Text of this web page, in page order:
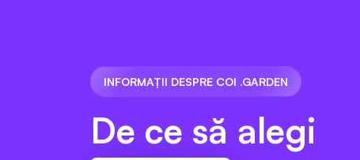
INFORMAȚII DESPRE COI .GARDEN
De ce să alegi